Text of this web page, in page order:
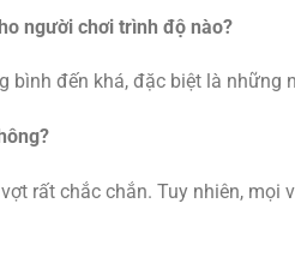
người chơi trình độ nào?
bình đến khá, đặc biệt là
rất chắc chắn. Tuy nhiên,